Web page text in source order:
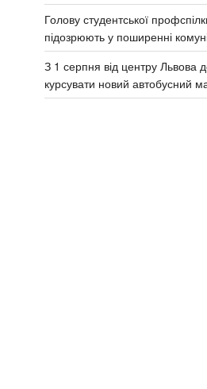
Голову студентської
підозрюють у поширенні
З 1 серпня від центру Львова
курсувати новий автобусний